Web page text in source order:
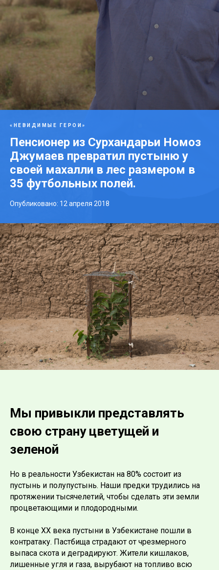
«НЕВИДИМЫЕ ГЕРОИ»
Пенсионер из Сурхандарьи Номоз
Джумаев превратил пустыню у
своей махалли в лес размером в
35 футбольных полей.
Опубликовано: 12 апреля 2018
Мы привыкли представлять
свою страну цветущей и
зеленой
Но в реальности Узбекистан на 80% состоит из
пустынь и полупустынь. Наши предки трудились на
протяжении тысячелетий, чтобы сделать эти земли
процветающими и плодородными.
В конце XX века пустыни в Узбекистане пошли в
контратаку. Пастбища страдают от чрезмерного
выпаса скота и деградируют. Жители кишлаков,
лишенные угля и газа, вырубают на топливо всю